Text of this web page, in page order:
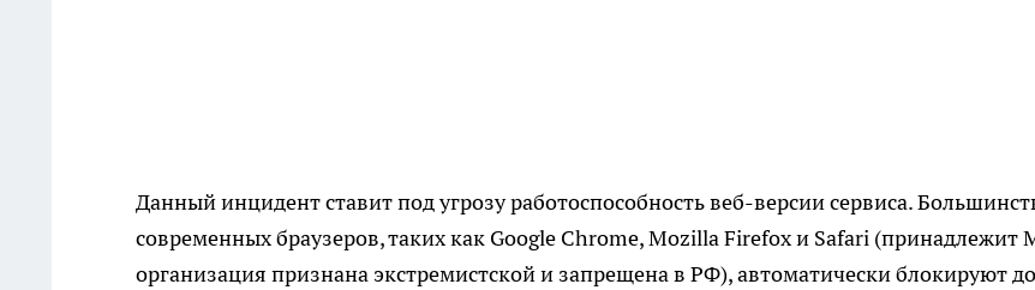
Данный инцидент ставит под угрозу работоспособность веб-версии сервиса.
современных браузеров, таких как Google Chrome, Mozilla Firefox и Safari (принадлежит
организация признана экстремистской и запрещена в РФ), автоматически блокируют